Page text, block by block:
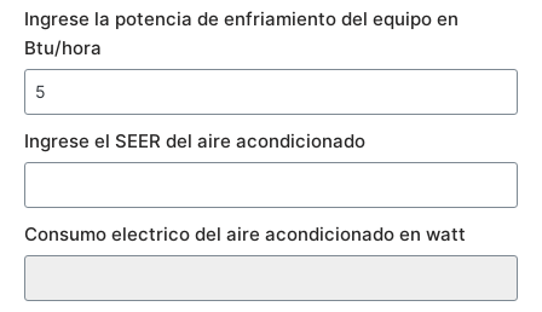
Ingrese la potencia de enfriamiento del equipo en
Btu/hora
Ingrese el SEER del aire acondicionado
Consumo electrico del aire acondicionado en watt